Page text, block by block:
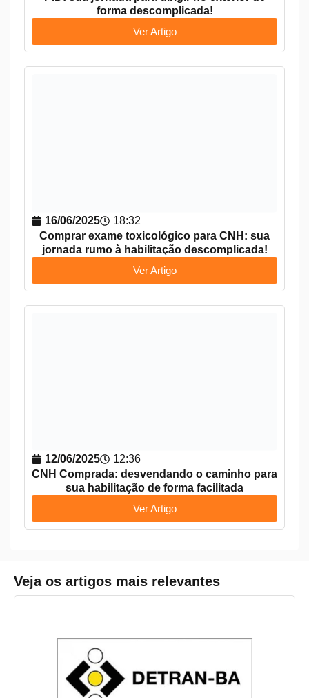
forma descomplicada!
Ver Artigo
16/06/2025
18:32
Comprar exame toxicológico para CNH: sua
jornada rumo à habilitação descomplicada!
Ver Artigo
12/06/2025
12:36
CNH Comprada: desvendando o caminho para
sua habilitação de forma facilitada
Ver Artigo
Veja os artigos mais relevantes